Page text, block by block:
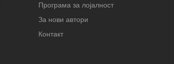
Програма за лојалност
За нови автори
Контакт